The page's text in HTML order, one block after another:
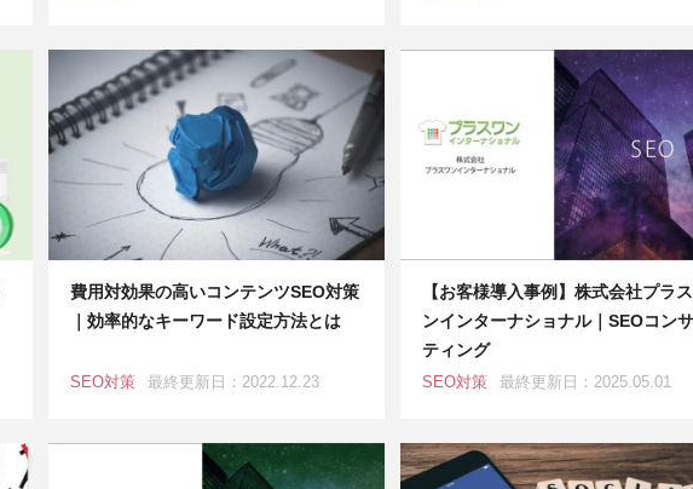
費用対効果の高いコンテンツSEO対策
｜効率的なキーワード設定方法とは
SEO対策 最終更新日：2022.12.23
【お客様導入事例】株式会社プラ
ンインターナショナル｜SEOコン
ティング
SEO対策 最終更新日：2025.05.01